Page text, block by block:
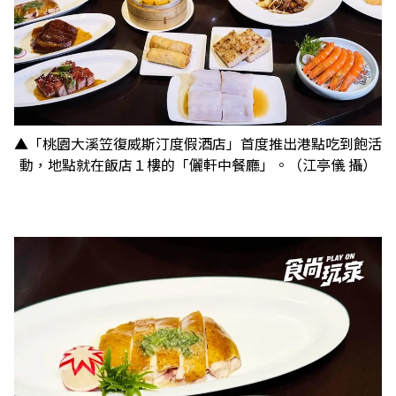
▲「桃園大溪笠復威斯汀度假酒店」首度推出港點吃到飽活
動，地點就在飯店１樓的「儷軒中餐廳」。（江亭儀 攝）